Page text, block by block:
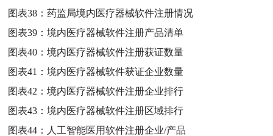
图表38：药监局境内医疗器械软件注册情况
图表39：境内医疗器械软件注册产品清单
图表40：境内医疗器械软件注册获证数量
图表41：境内医疗器械软件获证企业数量
图表42：境内医疗器械软件注册企业排行
图表43：境内医疗器械软件注册区域排行
图表44： 人工智能医用软件注册企业/产品